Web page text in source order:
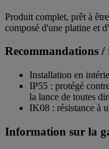
Produit complet, prêt à
composé d'une platine et
Recommandations /
Installation en
IP55 : protégé
la lance de toutes
IK08 : résistance à
Information sur la